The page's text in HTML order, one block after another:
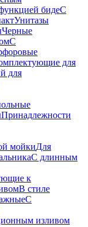
бидеС
Унитазы
Черные
C
для
для
Принадлежности
мойкиДля
С длинным
к
В стиле
С
изливом